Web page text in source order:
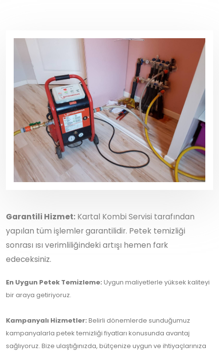
Garantili Hizmet: Kartal Kombi Servisi tarafından
yapılan tüm işlemler garantilidir. Petek temizliği
sonrası ısı verimliliğindeki artışı hemen fark
edeceksiniz.
En Uygun Petek Temizleme: Uygun maliyetlerle yüksek kaliteyi
bir araya getiriyoruz.
Kampanyalı Hizmetler: Belirli dönemlerde sunduğumuz
kampanyalarla petek temizliği fiyatları konusunda avantaj
sağlıyoruz. Bize ulaştığınızda, bütçenize uygun ve ihtiyaçlarınıza